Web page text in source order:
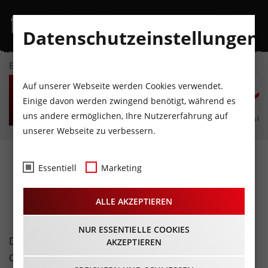
EVENTKALENDER
SA
8
AUGUST
SO
9
AUGUST
MO
10
AUGUST
DI
11
AUGUST
MI
12
AUGUST
Video- Die Tiroler Bäder
19.09.2022
Der erste Sommer ohne Einschränkungen nach
Corona ist vorbei. Wir zeigen, wie es den
Datenschutzeinstellungen
Auf unserer Webseite werden Cookies verwendet.
Einige davon werden zwingend benötigt, während es
uns andere ermöglichen, Ihre Nutzererfahrung auf
unserer Webseite zu verbessern.
Essentiell Marketing
ALLE AKZEPTIEREN
NUR ESSENTIELLE COOKIES
AKZEPTIEREN